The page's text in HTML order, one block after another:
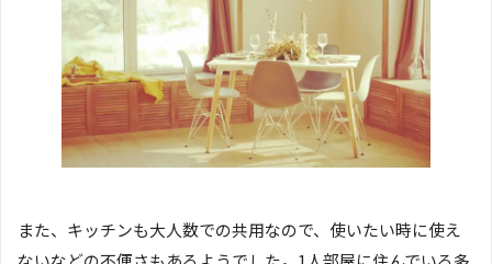
また、キッチンも大人数での共用なので、使いたい時に使え